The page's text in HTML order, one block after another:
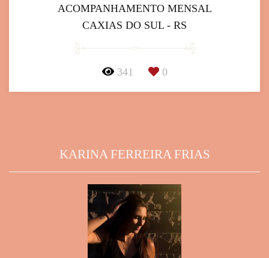
ACOMPANHAMENTO MENSAL
CAXIAS DO SUL - RS
341 0
KARINA FERREIRA FRIAS